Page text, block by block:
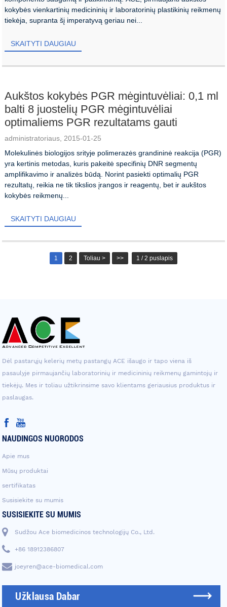
kokybės vienkartinių medicininių ir laboratorinių plastikinių reikmenų
tiekėja, supranta šį imperatyvą geriau nei...
SKAITYTI DAUGIAU
Aukštos kokybės PGR mėgintuvėliai: 0,1 ml
balti 8 juostelių PGR mėgintuvėliai
optimaliems PGR rezultatams gauti
administratoriaus, 2015-01-25
Molekulinės biologijos srityje polimerazės grandininė reakcija (PGR)
yra kertinis metodas, kuris pakeitė specifinių DNR segmentų
amplifikavimo ir analizės būdą. Norint pasiekti optimalių PGR
rezultatų, reikia ne tik tikslios įrangos ir reagentų, bet ir aukštos
kokybės reikmenų...
SKAITYTI DAUGIAU
1 2 Toliau > >> 1 / 2 puslapis
Dėl pastarųjų kelerių metų pastangų ACE išaugo ir tapo viena iš
pasaulyje pirmaujančių laboratorinių ir medicininių reikmenų gamintojų ir
tiekėjų. Mes ir toliau užtikrinsime savo klientams geriausius produktus ir
paslaugas.
NAUDINGOS NUORODOS
Apie mus
Mūsų produktai
sertifikatas
Susisiekite su mumis
SUSISIEKITE SU MUMIS
Sudžou Ace biomedicinos technologijų Co., Ltd.
+86 18912386807
joeyren@ace-biomedical.com
Užklausa Dabar